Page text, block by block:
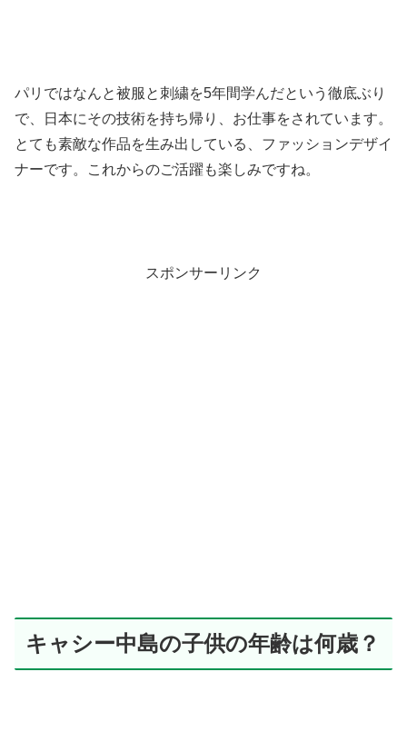
パリではなんと被服と刺繍を5年間学んだという徹底ぶり
で、日本にその技術を持ち帰り、お仕事をされています。
とても素敵な作品を生み出している、ファッションデザイ
ナーです。これからのご活躍も楽しみですね。
スポンサーリンク
キャシー中島の子供の年齢は何歳？